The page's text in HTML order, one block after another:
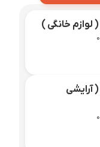
خانگی )
آرایشی